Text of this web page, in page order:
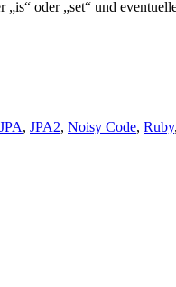
„is“ oder „set“ und
JPA, JPA2, Noisy Code, Ruby,